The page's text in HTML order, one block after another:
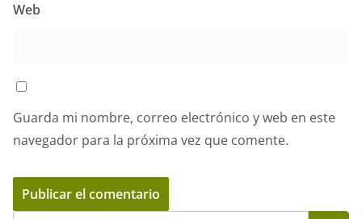
Web
Guarda mi nombre, correo electrónico y web en este
navegador para la próxima vez que comente.